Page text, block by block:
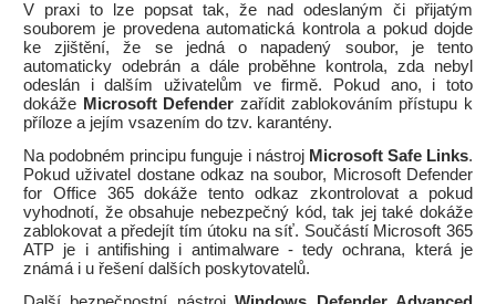
V praxi to lze popsat tak, že nad odeslaným či přijatým
souborem je provedena automatická kontrola a pokud dojde
ke zjištění, že se jedná o napadený soubor, je tento
automaticky odebrán a dále proběhne kontrola, zda nebyl
odeslán i dalším uživatelům ve firmě. Pokud ano, i toto
dokáže Microsoft Defender zařídit zablokováním přístupu k
příloze a jejím vsazením do tzv. karantény.
Na podobném principu funguje i nástroj Microsoft Safe Links.
Pokud uživatel dostane odkaz na soubor, Microsoft Defender
for Office 365 dokáže tento odkaz zkontrolovat a pokud
vyhodnotí, že obsahuje nebezpečný kód, tak jej také dokáže
zablokovat a předejít tím útoku na síť. Součástí Microsoft 365
ATP je i antifishing i antimalware - tedy ochrana, která je
známá i u řešení dalších poskytovatelů.